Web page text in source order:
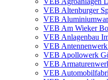
VEB Altenburger
VEB
VEB Am Wieker
VEB Anlagenbau
VEB
VEB Apollowerk
VEB
VEB